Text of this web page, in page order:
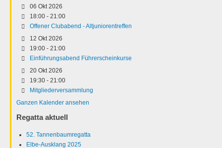
06 Okt 2026
18:00 - 21:00
Offener Clubabend - Altjuniorentreffen
12 Okt 2026
19:00 - 21:00
Einführungsabend Führerscheinkurse
20 Okt 2026
19:30 - 21:00
Mitgliederversammlung
Ganzen Kalender ansehen
Regatta aktuell
52. Tannenbaumregatta
Elbe-Ausklang 2025